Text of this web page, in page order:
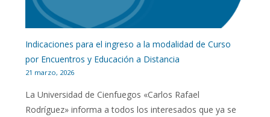
Indicaciones para el ingreso a la modalidad de Curso
por Encuentros y Educación a Distancia
21 marzo, 2026
La Universidad de Cienfuegos «Carlos Rafael
Rodríguez» informa a todos los interesados que ya se